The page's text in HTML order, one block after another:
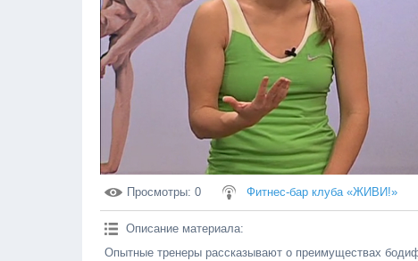
Просмотры: 0 Фитнес-бар клуба «ЖИВИ!»
Описание материала:
Опытные тренеры рассказывают о преимуществах